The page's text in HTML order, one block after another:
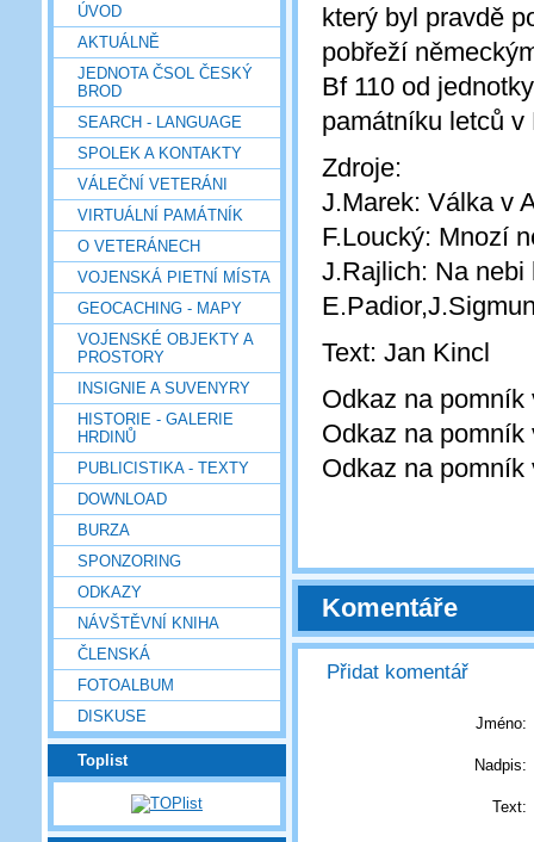
ÚVOD
AKTUÁLNĚ
JEDNOTA ČSOL ČESKÝ
BROD
SEARCH - LANGUAGE
SPOLEK A KONTAKTY
VÁLEČNÍ VETERÁNI
VIRTUÁLNÍ PAMÁTNÍK
O VETERÁNECH
VOJENSKÁ PIETNÍ MÍSTA
GEOCACHING - MAPY
VOJENSKÉ OBJEKTY A
PROSTORY
INSIGNIE A SUVENYRY
HISTORIE - GALERIE
HRDINŮ
PUBLICISTIKA - TEXTY
DOWNLOAD
BURZA
SPONZORING
ODKAZY
NÁVŠTĚVNÍ KNIHA
ČLENSKÁ
FOTOALBUM
DISKUSE
Toplist
který byl pravdě
pobřeží
Bf 110 od
památníku letců
Zdroje:
J.Marek: Válka v
F.Loucký: Mnozí
J.Rajlich: Na nebi
Text: Jan Kincl
Odkaz na
Odkaz na
Odkaz na
Komentáře
Přidat komentář
Jméno:
Nadpis:
Text: